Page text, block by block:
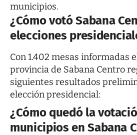
municipios.
¿Cómo votó Sabana
elecciones
Con 1.402 mesas informadas
provincia de Sabana Centro
siguientes resultados
elección presidencial:
¿Cómo quedó la
municipios en Sabana